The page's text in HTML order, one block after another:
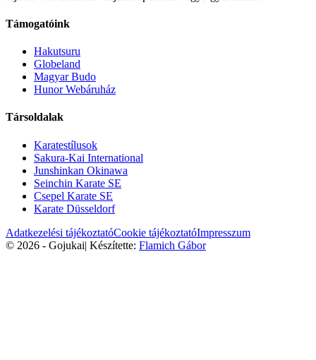
Támogatóink
Hakutsuru
Globeland
Magyar Budo
Hunor Webáruház
Társoldalak
Karatestílusok
Sakura-Kai International
Junshinkan Okinawa
Seinchin Karate SE
Csepel Karate SE
Karate Düsseldorf
Adatkezelési tájékoztatóCookie tájékoztatóImpresszum
© 2026 - Gojukai| Készítette: Flamich Gábor